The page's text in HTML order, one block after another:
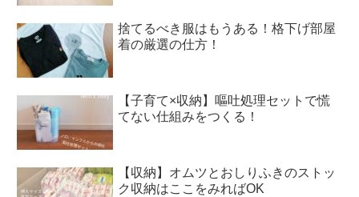
捨てるべき服はもうある！格下げ部屋
着の厳選の仕方！
【子育て×収納】嘔吐処理セットで慌
てない仕組みをつくる！
【収納】オムツとおしりふきのストッ
ク収納はここをみればOK